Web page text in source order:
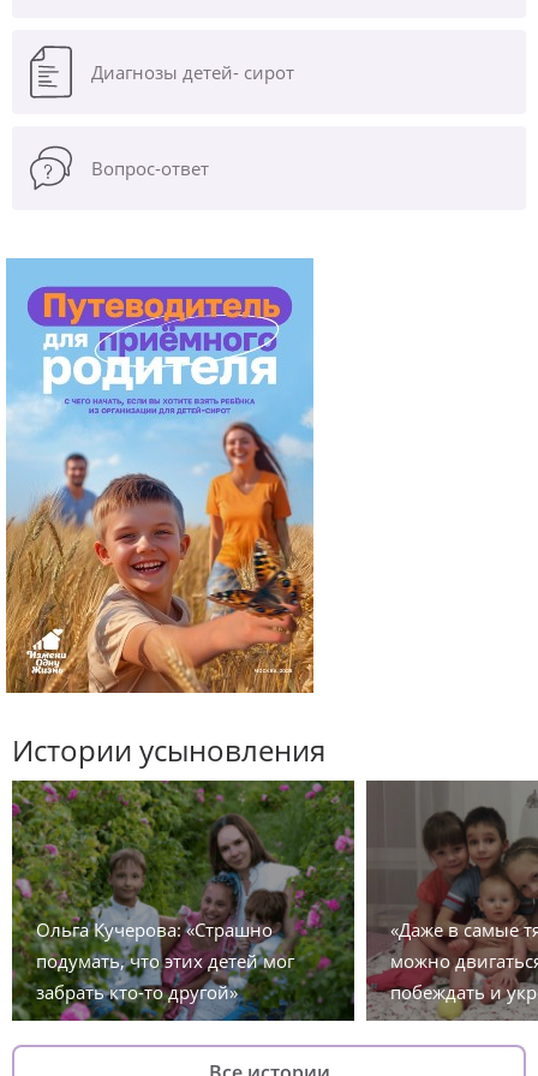
Диагнозы детей- сирот
Вопрос-ответ
Истории усыновления
Ольга Кучерова: «Страшно
подумать, что этих детей мог
забрать кто-то другой»
«Даже в самые
можно
побеждать и